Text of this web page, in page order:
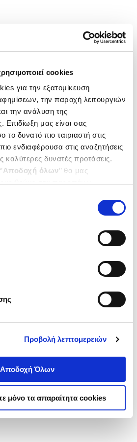
cookies
για την εξατομίκευση
την παροχή λειτουργιών
την ανάλυση της
Επιδίωξη μας είναι σας
δυνατό πιο ταιριαστή στις
ενδιαφέρουσα στις αναζητήσεις
καλύτερες δυνατές προτάσεις.
Αποδοχή όλων’’ θα μας
από τα παρακάτω με την
΄΄και να ενημερωθείτε σχετικά με
Προβολή λεπτομερειών
Αποδοχή Όλων
μόνο τα απαραίτητα cookies